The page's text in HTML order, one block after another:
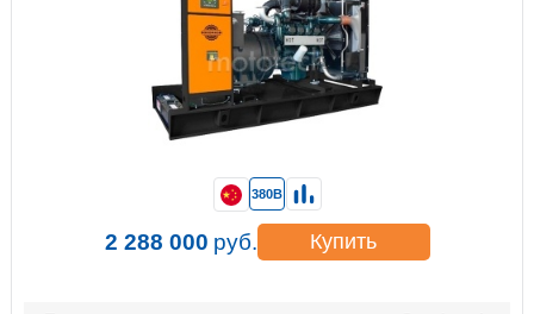
380В
2 288 000 руб. Купить